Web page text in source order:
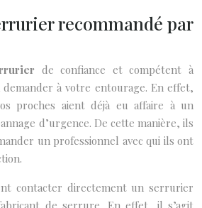
recommandé par
de confiance et compétent à
demander à votre entourage. En effet,
proches aient déjà eu affaire à un
d’urgence. De cette manière, ils
un professionnel avec qui ils ont
contacter directement un serrurier
de serrure. En effet, il s’agit